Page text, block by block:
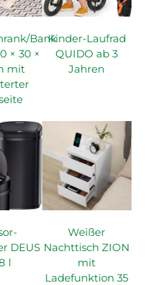
Bank
× 30 ×
mit
Kinder-Laufrad
QUIDO ab 3
Jahren
DEUS
l
Weißer
Nachttisch ZION
mit
Ladefunktion 35